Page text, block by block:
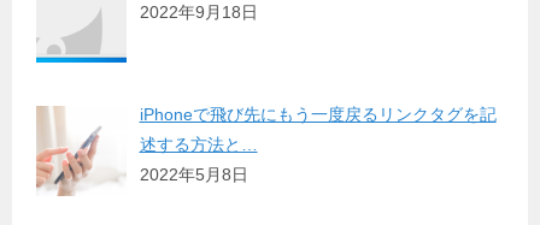
2022年9月18日
iPhoneで飛び先にもう一度戻るリンクタグを記
述する方法と…
2022年5月8日